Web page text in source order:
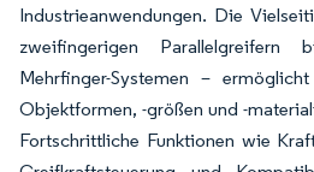
Industrieanwendungen. Die
zweifingerigen
Mehrfinger-Systemen –
Objektformen, -größen und -
Fortschrittliche Funktionen wie